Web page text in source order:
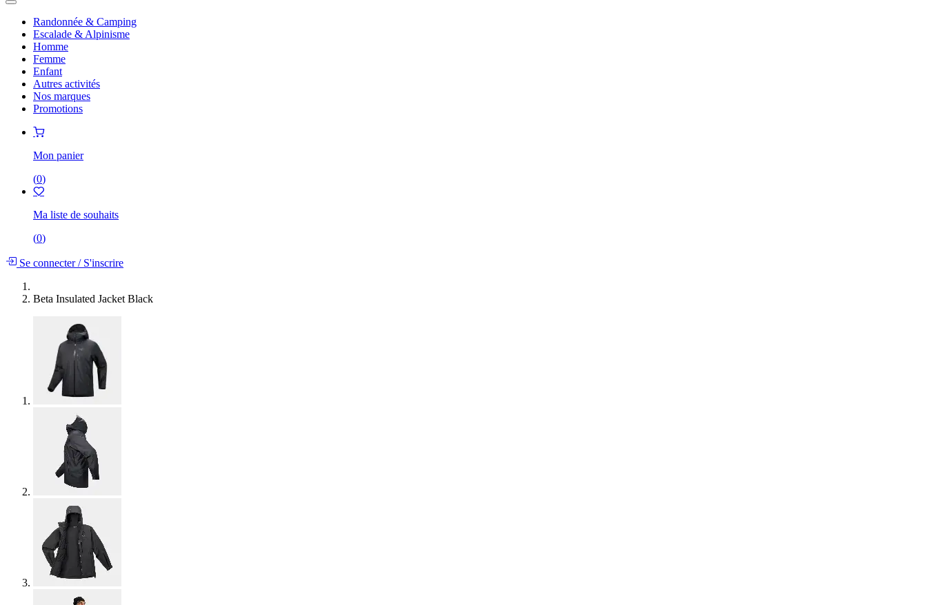
Randonnée & Camping
Escalade & Alpinisme
Homme
Femme
Enfant
Autres activités
Nos marques
Promotions
Mon panier
(0)
Ma liste de souhaits
(0)
Se connecter/S'inscrire
Beta Insulated Jacket Black